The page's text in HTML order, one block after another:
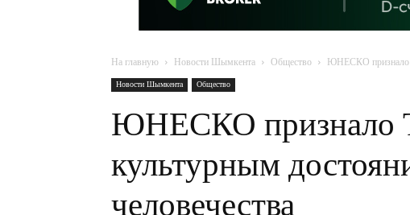
На главную Новости Шымкента Общество ЮНЕСКО признало
Новости Шымкента Общество
ЮНЕСКО признало
культурным
человечества